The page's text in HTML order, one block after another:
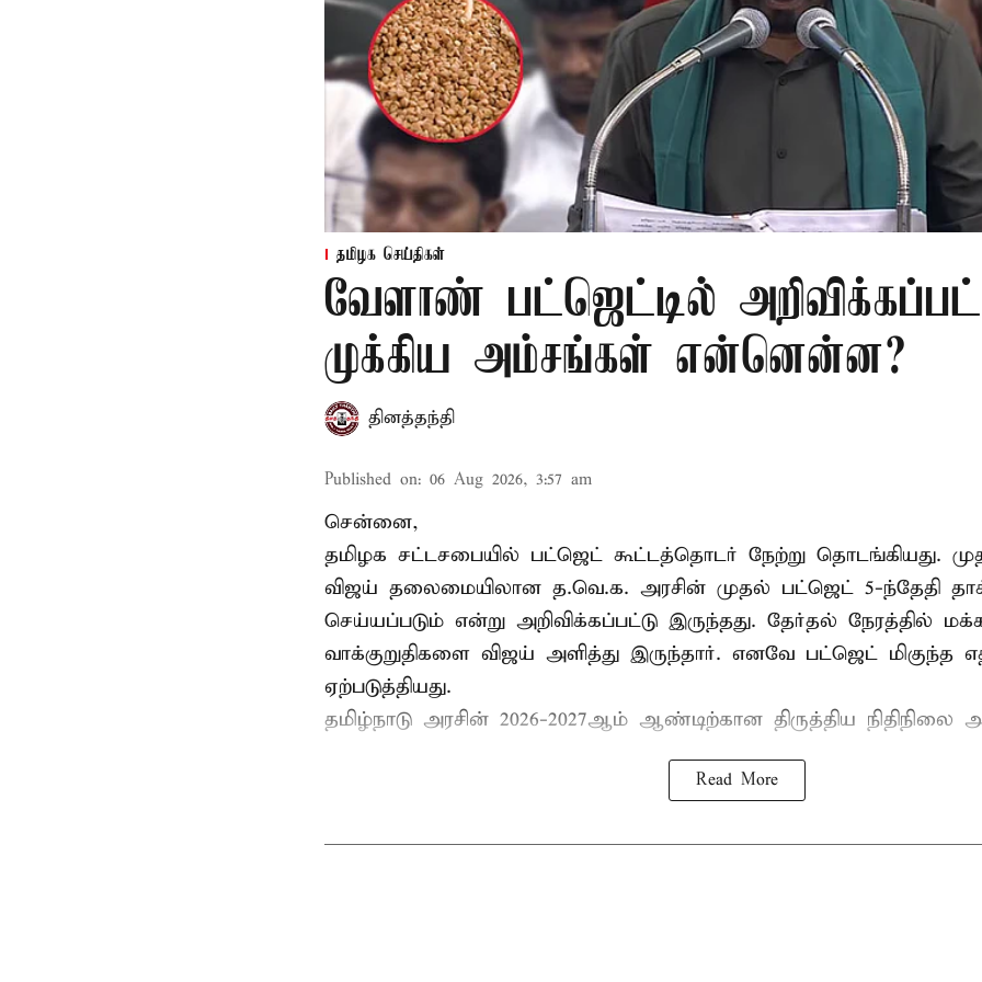
தமிழக செய்திகள்
வேளாண் பட்ஜெட்டில்
முக்கிய அம்சங்கள் என்னென்ன?
தினத்தந்தி
Published on: 06 Aug 2026, 3:57 am
சென்னை,
தமிழக சட்டசபையில் பட்ஜெட் கூட்டத்தொடர் நேற்று தொடங்கியது.
விஜய் தலைமையிலான த.வெ.க. அரசின் முதல் பட்ஜெட் 5-ந்தேதி
செய்யப்படும் என்று அறிவிக்கப்பட்டு இருந்தது. தேர்தல் நேரத்தில்
வாக்குறுதிகளை விஜய் அளித்து இருந்தார். எனவே பட்ஜெட் மிகுந்த
ஏற்படுத்தியது.
தமிழ்நாடு அரசின் 2026-2027ஆம் ஆண்டிற்கான திருத்திய நிதிநிலை
Read More